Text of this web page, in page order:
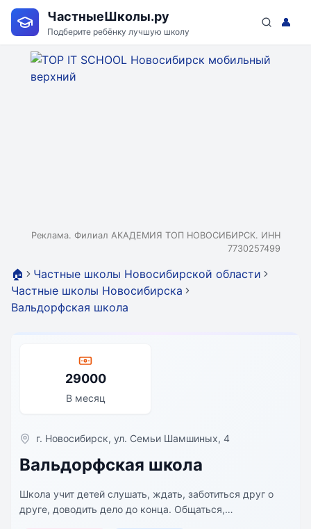
ЧастныеШколы.ру
Подберите ребёнку лучшую школу
👤
Реклама. Филиал АКАДЕМИЯ ТОП НОВОСИБИРСК. ИНН
7730257499
🏠
Частные школы Новосибирской области
Частные школы Новосибирска
Вальдорфская школа
29000
В месяц
г. Новосибирск, ул. Семьи Шамшиных, 4
Вальдорфская школа
Школа учит детей слушать, ждать, заботиться друг о
друге, доводить дело до конца. Общаться,